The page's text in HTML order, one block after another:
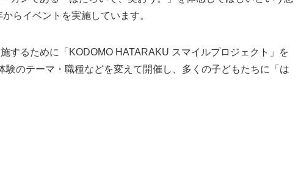
らイベントを実施しています。
するために「KODOMO HATARAKU スマイルプロジェクト」を
のテーマ・職種などを変えて開催し、多くの子どもたちに「は